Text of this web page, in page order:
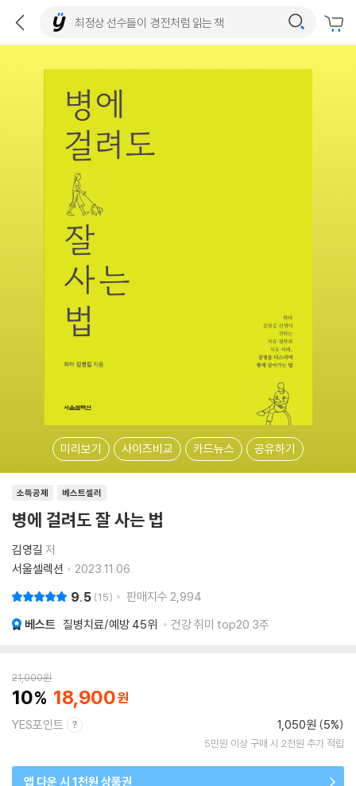
미리보기 사이즈비교 카드뉴스 공유하기
소득공제 베스트셀러
병에 걸려도 잘 사는 법
김영길 저
서울셀렉션
2023.11.06.
9.5 15 판매지수 2,994
베스트 질병치료/예방 45위 건강 취미 top20 3주
21,000원
10 18,900
YES포인트 1,050원 (5%)
5만원 이상 구매 시 2천원 추가 적립
앱 다운 시 1천원 상품권